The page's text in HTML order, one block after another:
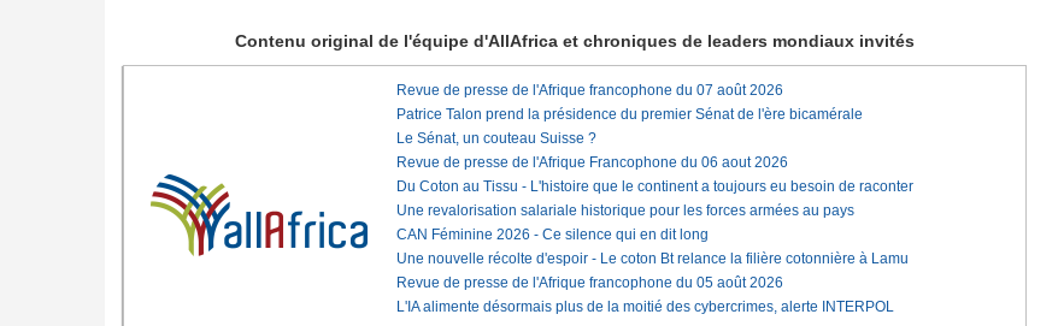
Contenu original de l'équipe d'AllAfrica et chroniques de leaders mondiaux invités
Revue de presse de l'Afrique francophone du 07 août 2026
Patrice Talon prend la présidence du premier Sénat de l'ère bicamérale
Le Sénat, un couteau Suisse ?
Revue de presse de l'Afrique Francophone du 06 aout 2026
Du Coton au Tissu - L'histoire que le continent a toujours eu besoin de raconter
Une revalorisation salariale historique pour les forces armées au pays
CAN Féminine 2026 - Ce silence qui en dit long
Une nouvelle récolte d'espoir - Le coton Bt relance la filière cotonnière à Lamu
Revue de presse de l'Afrique francophone du 05 août 2026
L'IA alimente désormais plus de la moitié des cybercrimes, alerte INTERPOL